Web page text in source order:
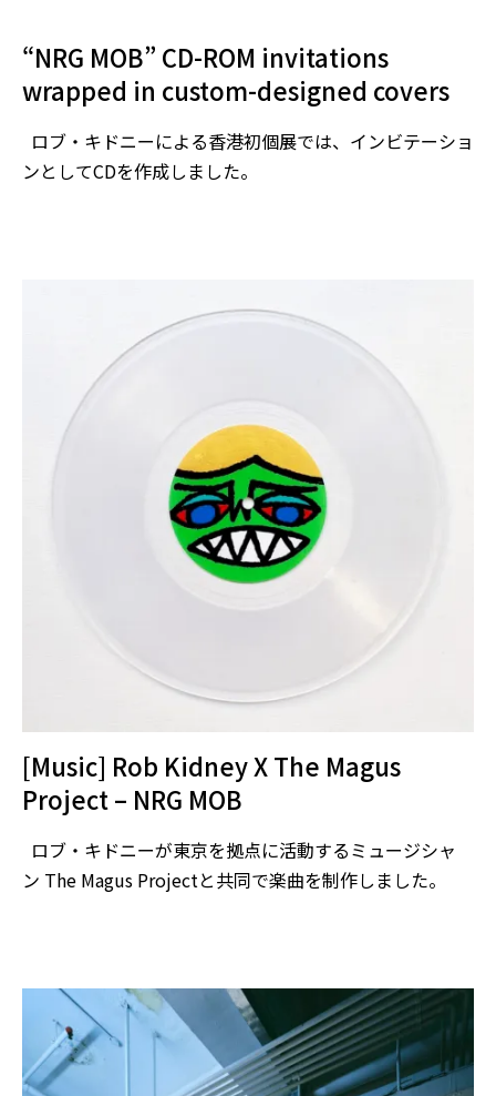
“NRG MOB” CD-ROM invitations
wrapped in custom-designed covers
ロブ・キドニーによる香港初個展では、インビテーショ
ンとしてCDを作成しました。
[Music] Rob Kidney X The Magus
Project – NRG MOB
ロブ・キドニーが東京を拠点に活動するミュージシャ
ン The Magus Projectと共同で楽曲を制作しました。